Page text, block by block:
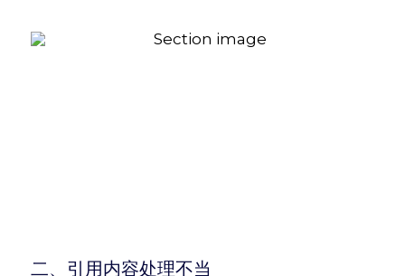
二、引用内容处理不当